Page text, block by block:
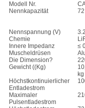
Modell Nr.
Nennkapazität
72
Nennspannung (V)
Chemie
Innere Impedanz
≤
Muscheldrüsen
Die Dimension?
Gewicht ((Kg)
kg
Höchstkontinuierlicher
Entladestrom
Maximaler
Pulsentladestrom